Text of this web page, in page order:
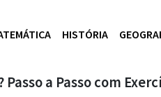
HISTÓRIA
a Passo com